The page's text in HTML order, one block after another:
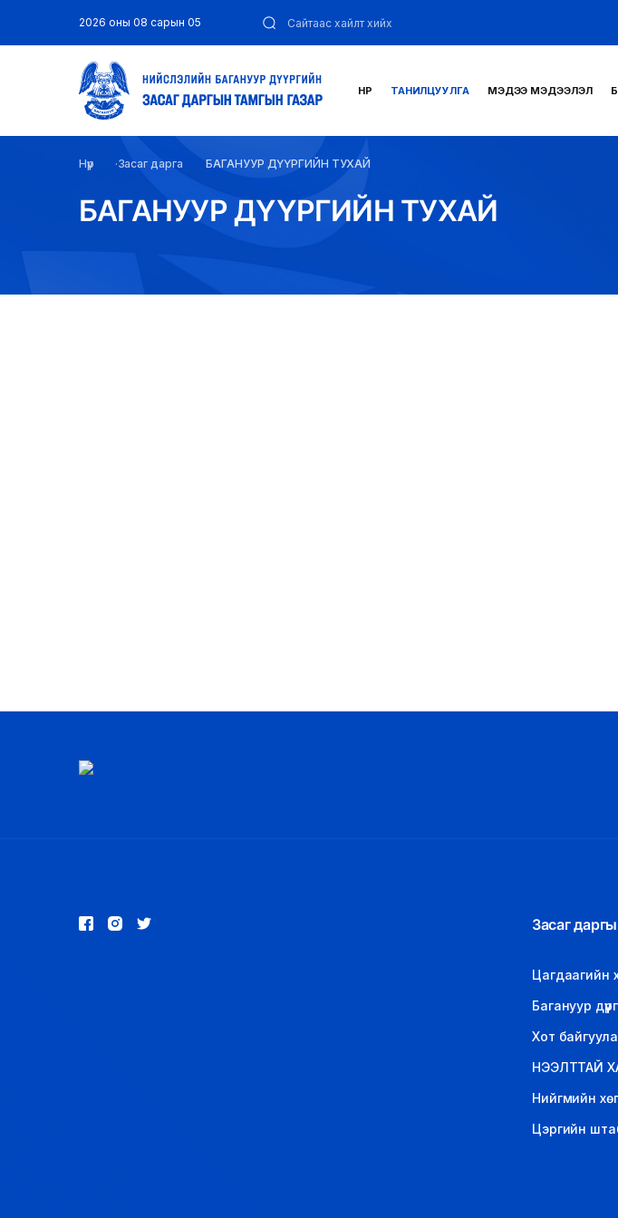
2026 оны 08 сарын 05
НҮҮР ТАНИЛЦУУЛГА МЭДЭЭ МЭДЭЭЛЭЛ
Нүүр Засаг дарга БАГАНУУР ДҮҮРГИЙН ТУХАЙ
БАГАНУУР ДҮҮРГИЙН ТУХАЙ
Засаг
Цагдаагийн
Багануур
Хот
НЭЭЛТТАЙ
Нийгмийн
Цэргийн